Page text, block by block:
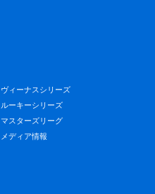
ヴィーナスシリーズ
ルーキーシリーズ
マスターズリーグ
メディア情報